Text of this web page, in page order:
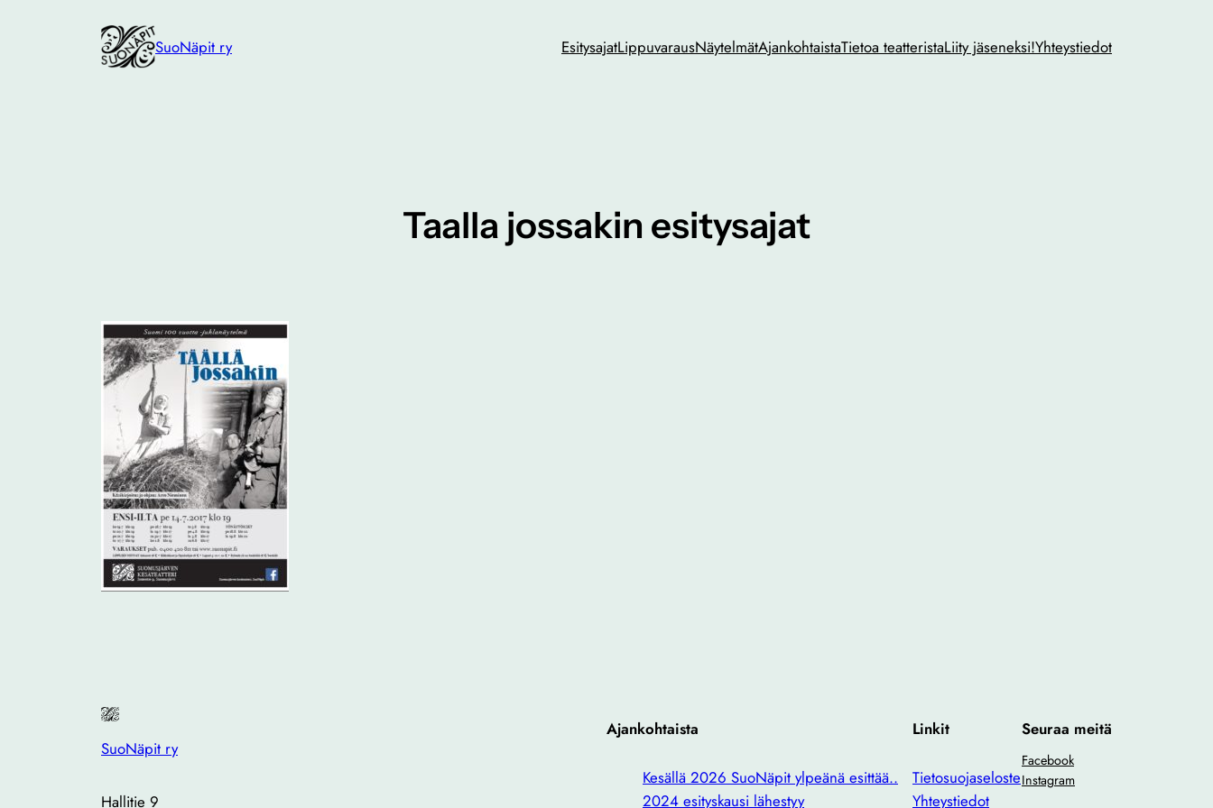
SuoNäpit ry EsitysajatLippuvarausNäytelmätAjankohtaistaTietoa teatteristaLiity jäseneksi!Yhteystiedot
Taalla jossakin esitysajat
SuoNäpit ry
Hallitie 9
Ajankohtaista
Kesällä 2026 SuoNäpit ylpeänä esittää..
2024 esityskausi lähestyy
Linkit
Tietosuojaseloste
Yhteystiedot
Seuraa meitä
Facebook
Instagram